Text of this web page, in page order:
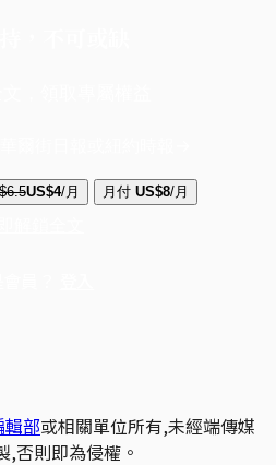
US$4/月 月付 US$8/月
部或相關單位所有,未經端傳媒
,否則即為侵權。